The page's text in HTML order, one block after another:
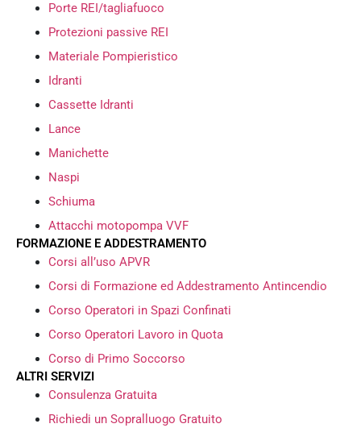
Porte REI/tagliafuoco
Protezioni passive REI
Materiale Pompieristico
Idranti
Cassette Idranti
Lance
Manichette
Naspi
Schiuma
Attacchi motopompa VVF
FORMAZIONE E ADDESTRAMENTO
Corsi all’uso APVR
Corsi di Formazione ed Addestramento Antincendio
Corso Operatori in Spazi Confinati
Corso Operatori Lavoro in Quota
Corso di Primo Soccorso
ALTRI SERVIZI
Consulenza Gratuita
Richiedi un Sopralluogo Gratuito